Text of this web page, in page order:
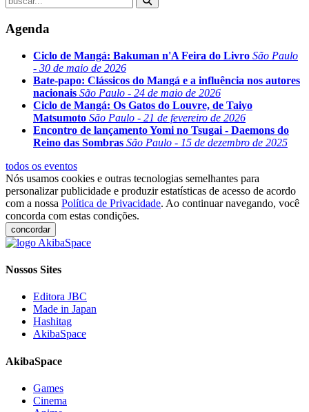
Agenda
Ciclo de Mangá: Bakuman n'A Feira do Livro São Paulo
- 30 de maio de 2026
Bate-papo: Clássicos do Mangá e a influência nos autores
nacionais São Paulo - 24 de maio de 2026
Ciclo de Mangá: Os Gatos do Louvre, de Taiyo
Matsumoto São Paulo - 21 de fevereiro de 2026
Encontro de lançamento Yomi no Tsugai - Daemons do
Reino das Sombras São Paulo - 15 de dezembro de 2025
todos os eventos
Nós usamos cookies e outras tecnologias semelhantes para
personalizar publicidade e produzir estatísticas de acesso de acordo
com a nossa Política de Privacidade. Ao continuar navegando, você
concorda com estas condições.
concordar
Nossos Sites
Editora JBC
Made in Japan
Hashitag
AkibaSpace
AkibaSpace
Games
Cinema